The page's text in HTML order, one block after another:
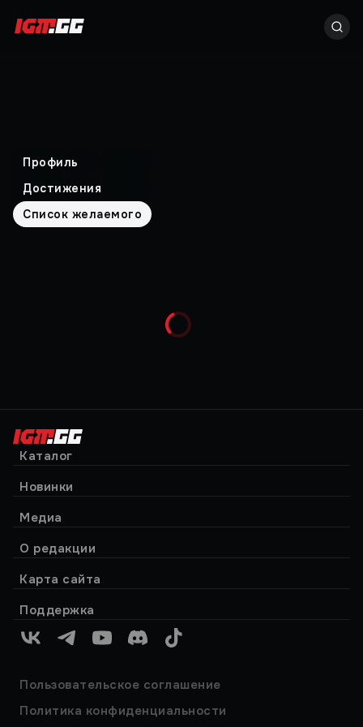
Профиль
Достижения
Список желаемого
Каталог
Новинки
Медиа
О редакции
Карта сайта
Поддержка
VK TelegramYouTubeDiscordTikTok
Пользовательское соглашение
Политика конфиденциальности